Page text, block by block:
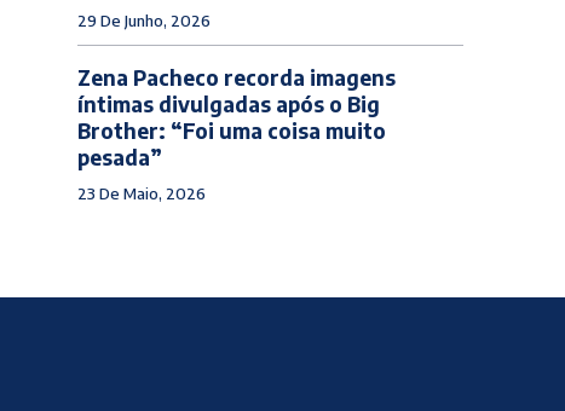
29 De Junho, 2026
Zena Pacheco recorda imagens
íntimas divulgadas após o Big
Brother: “Foi uma coisa muito
pesada”
23 De Maio, 2026